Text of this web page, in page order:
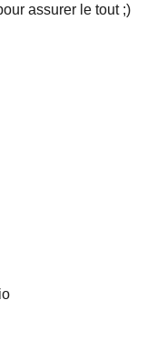
assurer le tout ;)